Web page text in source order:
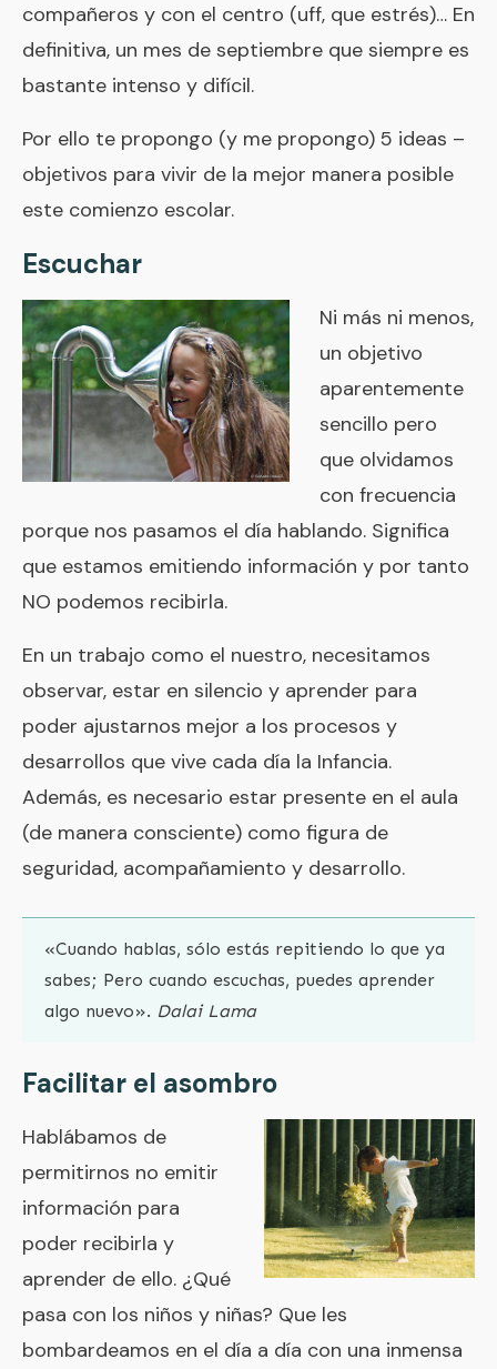
compañeros y con el centro (uff, que estrés)… En
definitiva, un mes de septiembre que siempre es
bastante intenso y difícil.
Por ello te propongo (y me propongo) 5 ideas –
objetivos para vivir de la mejor manera posible
este comienzo escolar.
Escuchar
Ni más ni menos,
un objetivo
aparentemente
sencillo pero
que olvidamos
con frecuencia
porque nos pasamos el día hablando. Significa
que estamos emitiendo información y por tanto
NO podemos recibirla.
En un trabajo como el nuestro, necesitamos
observar, estar en silencio y aprender para
poder ajustarnos mejor a los procesos y
desarrollos que vive cada día la Infancia.
Además, es necesario estar presente en el aula
(de manera consciente) como figura de
seguridad, acompañamiento y desarrollo.
«Cuando hablas, sólo estás repitiendo lo que ya
sabes; Pero cuando escuchas, puedes aprender
algo nuevo». Dalai Lama
Facilitar el asombro
Hablábamos de
permitirnos no emitir
información para
poder recibirla y
aprender de ello. ¿Qué
pasa con los niños y niñas? Que les
bombardeamos en el día a día con una inmensa